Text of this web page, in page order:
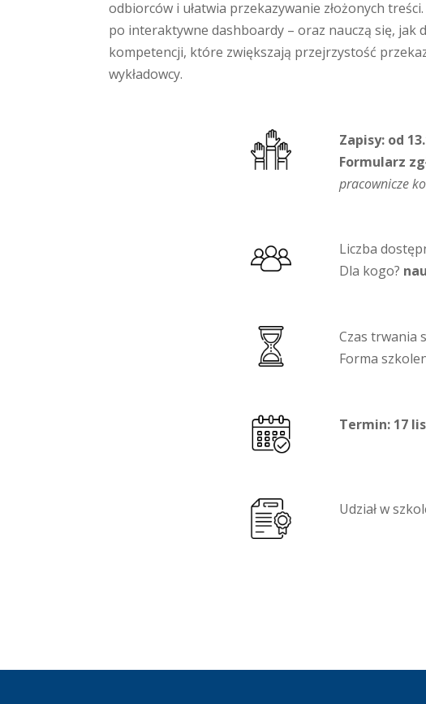
odbiorców i ułatwia przekazywanie złożonych
po interaktywne dashboardy – oraz nauczą się, jak
kompetencji, które zwiększają przejrzystość
wykładowcy.
Zapisy: od
Formularz
pracownicze
Liczba
Dla kogo?
Czas trwania
Forma
Termin: 17
Udział w